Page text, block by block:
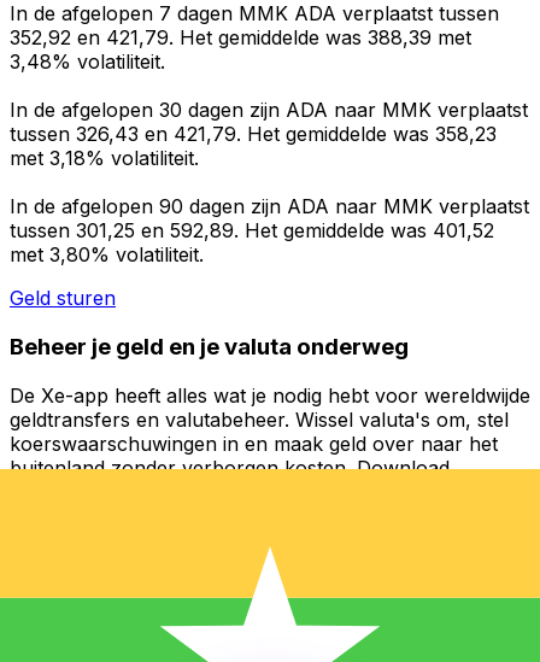
In de afgelopen 7 dagen MMK ADA verplaatst tussen
352,92 en 421,79. Het gemiddelde was 388,39 met
3,48% volatiliteit.
In de afgelopen 30 dagen zijn ADA naar MMK verplaatst
tussen 326,43 en 421,79. Het gemiddelde was 358,23
met 3,18% volatiliteit.
In de afgelopen 90 dagen zijn ADA naar MMK verplaatst
tussen 301,25 en 592,89. Het gemiddelde was 401,52
met 3,80% volatiliteit.
Geld sturen
Beheer je geld en je valuta onderweg
De Xe-app heeft alles wat je nodig hebt voor wereldwijde
geldtransfers en valutabeheer. Wissel valuta's om, stel
koerswaarschuwingen in en maak geld over naar het
buitenland zonder verborgen kosten. Download